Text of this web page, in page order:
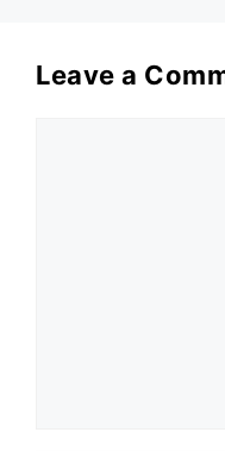
Leave a